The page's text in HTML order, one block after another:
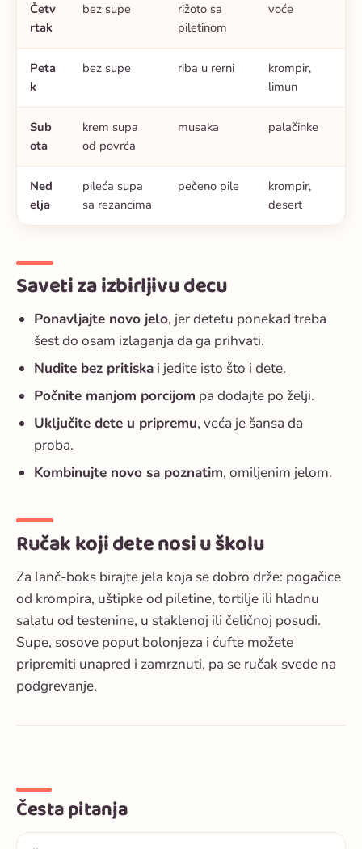
Četv
rtak
bez supe
rižoto sa
piletinom
voće
Peta
k
bez supe riba u rerni
krompir,
limun
Sub
ota
krem supa
od povrća
musaka palačinke
Ned
elja
pileća supa
sa rezancima
pečeno pile
krompir,
desert
Saveti za izbirljivu decu
Ponavljajte novo jelo, jer detetu ponekad treba
šest do osam izlaganja da ga prihvati.
Nudite bez pritiska i jedite isto što i dete.
Počnite manjom porcijom pa dodajte po želji.
Uključite dete u pripremu, veća je šansa da
proba.
Kombinujte novo sa poznatim, omiljenim jelom.
Ručak koji dete nosi u školu
Za lanč-boks birajte jela koja se dobro drže: pogačice
od krompira, uštipke od piletine, tortilje ili hladnu
salatu od testenine, u staklenoj ili čeličnoj posudi.
Supe, sosove poput bolonjeza i ćufte možete
pripremiti unapred i zamrznuti, pa se ručak svede na
podgrevanje.
Česta pitanja